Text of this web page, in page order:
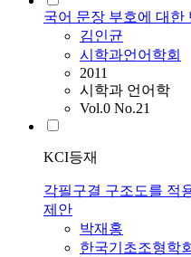
국어 문장 부호에 대한
김인균
시학과언어학회
2011
시학과 언어학
Vol.0 No.21
KCI등재
각필구결 구조도를 적
제안
박재홍
한국기초조형학회